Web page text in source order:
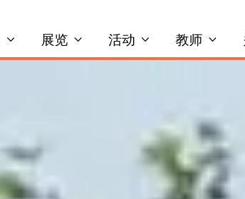
展览 活动 教师